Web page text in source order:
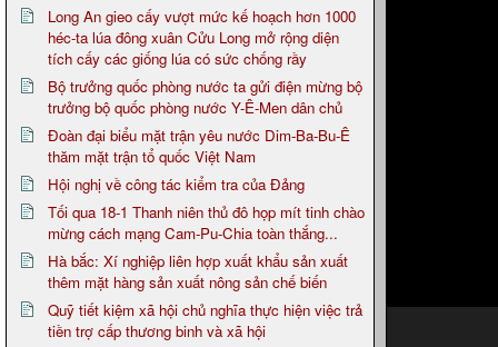
Long An gieo cấy vượt mức kế hoạch hơn 1000
héc-ta lúa đông xuân Cửu Long mở rộng diện
tích cấy các giống lúa có sức chống rầy
Bộ trưởng quốc phòng nước ta gửi điện mừng bộ
trưởng bộ quốc phòng nước Y-Ê-Men dân chủ
Đoàn đại biểu mặt trận yêu nước Dim-Ba-Bu-Ê
thăm mặt trận tổ quốc Việt Nam
Hội nghị về công tác kiểm tra của Đảng
Tối qua 18-1 Thanh niên thủ đô họp mít tinh chào
mừng cách mạng Cam-Pu-Chia toàn thắng...
Hà bắc: Xí nghiệp liên hợp xuất khẩu sản xuất
thêm mặt hàng sản xuất nông sản chế biến
Quỹ tiết kiệm xã hội chủ nghĩa thực hiện việc trả
tiền trợ cấp thương binh và xã hội